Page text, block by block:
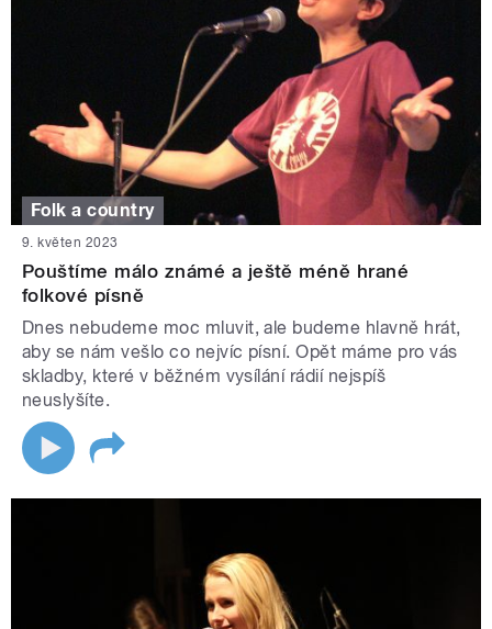
Folk a country
9. květen 2023
Pouštíme málo známé a ještě méně hrané
folkové písně
Dnes nebudeme moc mluvit, ale budeme hlavně hrát,
aby se nám vešlo co nejvíc písní. Opět máme pro vás
skladby, které v běžném vysílání rádií nejspíš
neuslyšíte.